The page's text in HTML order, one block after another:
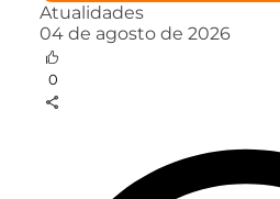
Atualidades
04 de agosto de 2026
0